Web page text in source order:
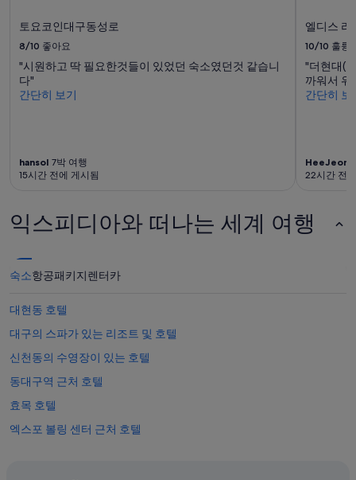
토요코인대구동성로
8/10 좋아요
"시원하고 딱 필요한것들이 있었던 숙소였던것 같습니
다"
간단히 보기
hansol 7박 여행
15시간 전에 게시됨
엘디스 리
10/10 훌륭
"더현대(
까워서 위
간단히 보
HeeJeong
22시간 전
익스피디아와 떠나는 세계 여행
숙소항공패키지렌터카
대현동 호텔
대구의 스파가 있는 리조트 및 호텔
신천동의 수영장이 있는 호텔
동대구역 근처 호텔
효목 호텔
엑스포 볼링 센터 근처 호텔